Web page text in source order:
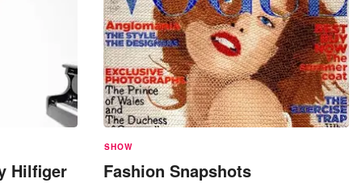
Hilfiger
SHOW
Fashion Snapshots